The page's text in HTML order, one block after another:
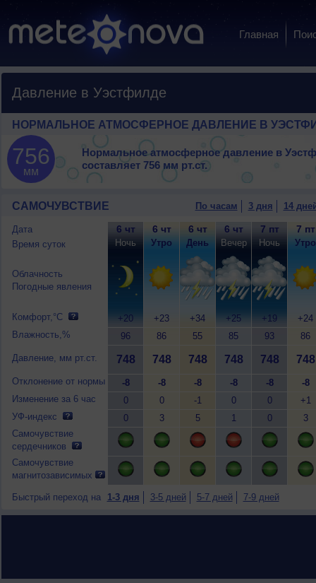
Главная
Давление в Уэстфилде
НОРМАЛЬНОЕ АТМОСФЕРНОЕ ДАВЛЕНИЕ В
756
мм
Нормальное атмосферное давление в
составляет 756 мм рт.ст.
САМОЧУВСТВИЕ По часам 3 дня 14
Дата
Время суток
Облачность
Погодные явления
Комфорт,°C
Влажность,%
Давление, мм рт.ст.
Отклонение от нормы
Изменение за 6 час
УФ-индекс
Самочувствие
сердечников
Самочувствие
магнитозависимых
6 чт
Ночь
+20
96
748
-8
0
0
6 чт
Утро
+23
86
748
-8
0
3
6 чт
День
+34
55
748
-8
-1
5
6 чт
Вечер
+25
85
748
-8
0
1
7 пт
Ночь
+19
93
748
-8
0
0
7 пт
Утро
+24
86
748
-8
+1
3
Быстрый переход на 1-3 дня 3-5 дней 5-7 дней 7-9 дней